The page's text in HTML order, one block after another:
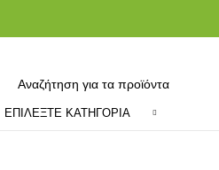
ΕΠΙΛΈΞΤΕ ΚΑΤΗΓΟΡΊΑ